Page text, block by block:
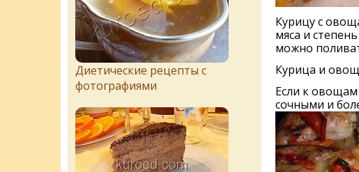
Курицу с
мяса и
можно
Курица и
Если к овощам
сочными и
Диетические рецепты с
фотографиями